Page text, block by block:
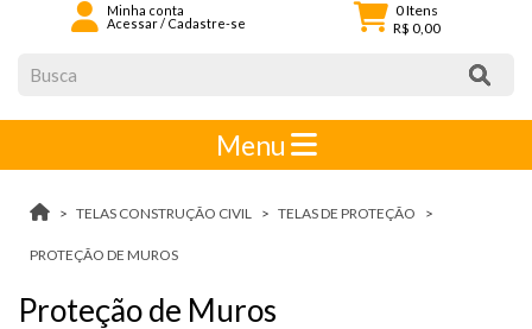
Minha conta
Acessar/ Cadastre-se
0Itens
R$ 0,00
Menu
TELAS CONSTRUÇÃO CIVIL TELAS DE PROTEÇÃO
PROTEÇÃO DE MUROS
Proteção de Muros